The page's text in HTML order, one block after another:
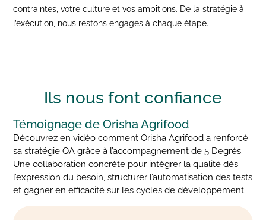
contraintes, votre culture et vos ambitions. De la stratégie à
l’exécution, nous restons engagés à chaque étape.
Ils nous font confiance
Témoignage de Orisha Agrifood
Découvrez en vidéo comment Orisha Agrifood a renforcé
sa stratégie QA grâce à l’accompagnement de 5 Degrés.
Une collaboration concrète pour intégrer la qualité dès
l’expression du besoin, structurer l’automatisation des tests
et gagner en efficacité sur les cycles de développement.